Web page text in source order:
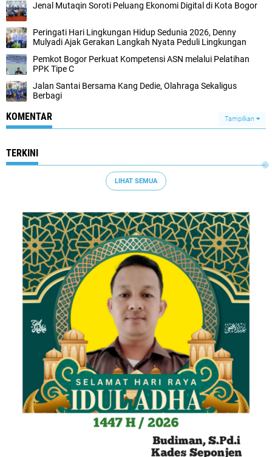
Jenal Mutaqin Soroti Peluang Ekonomi Digital di Kota Bogor
Peringati Hari Lingkungan Hidup Sedunia 2026, Denny
Mulyadi Ajak Gerakan Langkah Nyata Peduli Lingkungan
Pemkot Bogor Perkuat Kompetensi ASN melalui Pelatihan
PPK Tipe C
Jalan Santai Bersama Kang Dedie, Olahraga Sekaligus
Berbagi
KOMENTAR Tampilkan
TERKINI
LIHAT SEMUA